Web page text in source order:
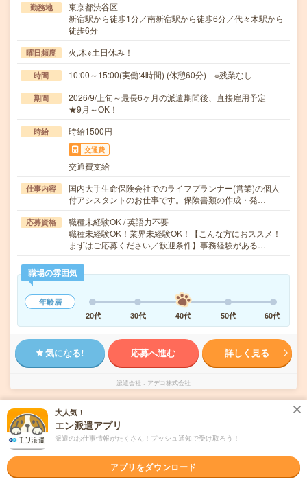
勤務地
東京都渋谷区
新宿駅から徒歩1分／南新宿駅から徒歩6分／代々木駅から
徒歩6分
曜日頻度 火,木※土日休み！
時間 10:00～15:00(実働:4時間) (休憩60分) ※残業なし
期間
2026/9/上旬～最長6ヶ月の派遣期間後、直接雇用予定
★9月～OK！
時給 時給1500円
交通費
交通費支給
仕事内容
国内大手生命保険会社でのライフプランナー(営業)の個人
付アシスタントのお仕事です。保険書類の作成・発…
応募資格
職種未経験OK / 英語力不要
職種未経験OK！業界未経験OK！【こんな方におススメ！
まずはご応募ください／歓迎条件】事務経験がある…
職場の雰囲気
年齢層
20代
30代 40代 50代 60代
気になる! 応募へ進む 詳しく見る
派遣会社 アデコ株式会社
未読 掲載日 2026/08/08
完全在宅＊時給1950円！10時～＊未経験
OK！スマホゲーム運営会社での秘書
大人気！
エン派遣アプリ
派遣のお仕事情報がたくさん！プッシュ通知で受け取ろう！
アプリをダウンロード